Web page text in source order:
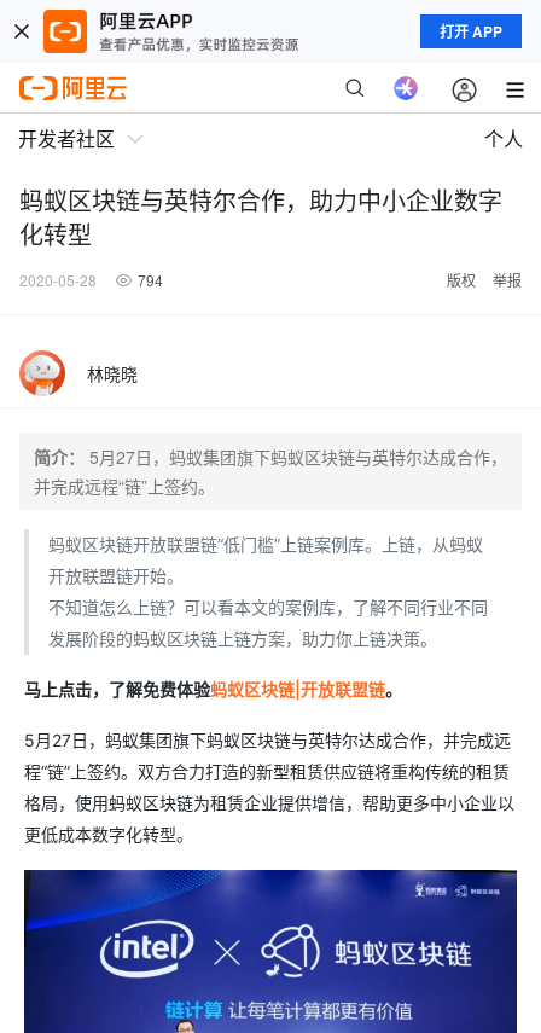
打开 APP
开发者社区 个人
蚂蚁区块链与英特尔合作，助力中小企业数字
化转型
2020-05-28 794 版权 举报
林晓晓
简介：
5月27日，蚂蚁集团旗下蚂蚁区块链与英特尔达成合作，
并完成远程“链”上签约。
蚂蚁区块链开放联盟链“低门槛”上链案例库。上链，从蚂蚁
开放联盟链开始。
不知道怎么上链？可以看本文的案例库，了解不同行业不同
发展阶段的蚂蚁区块链上链方案，助力你上链决策。
马上点击，了解免费体验蚂蚁区块链|开放联盟链。
5月27日，蚂蚁集团旗下蚂蚁区块链与英特尔达成合作，并完成远
程“链”上签约。双方合力打造的新型租赁供应链将重构传统的租赁
格局，使用蚂蚁区块链为租赁企业提供增信，帮助更多中小企业以
更低成本数字化转型。